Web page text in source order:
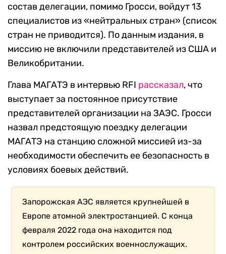
состав делегации, помимо Гросси, войдут 13
специалистов из «нейтральных стран» (список
стран не приводится). По данным издания, в
миссию не включили представителей из США и
Великобритании.
Глава МАГАТЭ в интервью RFI рассказал, что
выступает за постоянное присутствие
представителей организации на ЗАЭС. Гросси
назвал предстоящую поездку делегации
МАГАТЭ на станцию сложной миссией из-за
необходимости обеспечить ее безопасность в
условиях боевых действий.
Запорожская АЭС является крупнейшей в
Европе атомной электростанцией. С конца
февраля 2022 года она находится под
контролем российских военнослужащих.